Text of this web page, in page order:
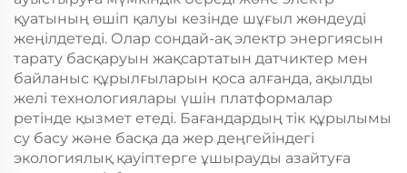
қуатының өшіп қалуы кезінде шұғыл жөндеуді
жеңілдетеді. Олар сондай-ақ электр энергиясын
тарату басқаруын жақсартатын датчиктер мен
байланыс құрылғыларын қоса алғанда, ақылды
желі технологиялары үшін платформалар
ретінде қызмет етеді. Бағандардың тік құрылымы
су басу және басқа да жер деңгейіндегі
экологиялық қауіптерге ұшырауды азайтуға